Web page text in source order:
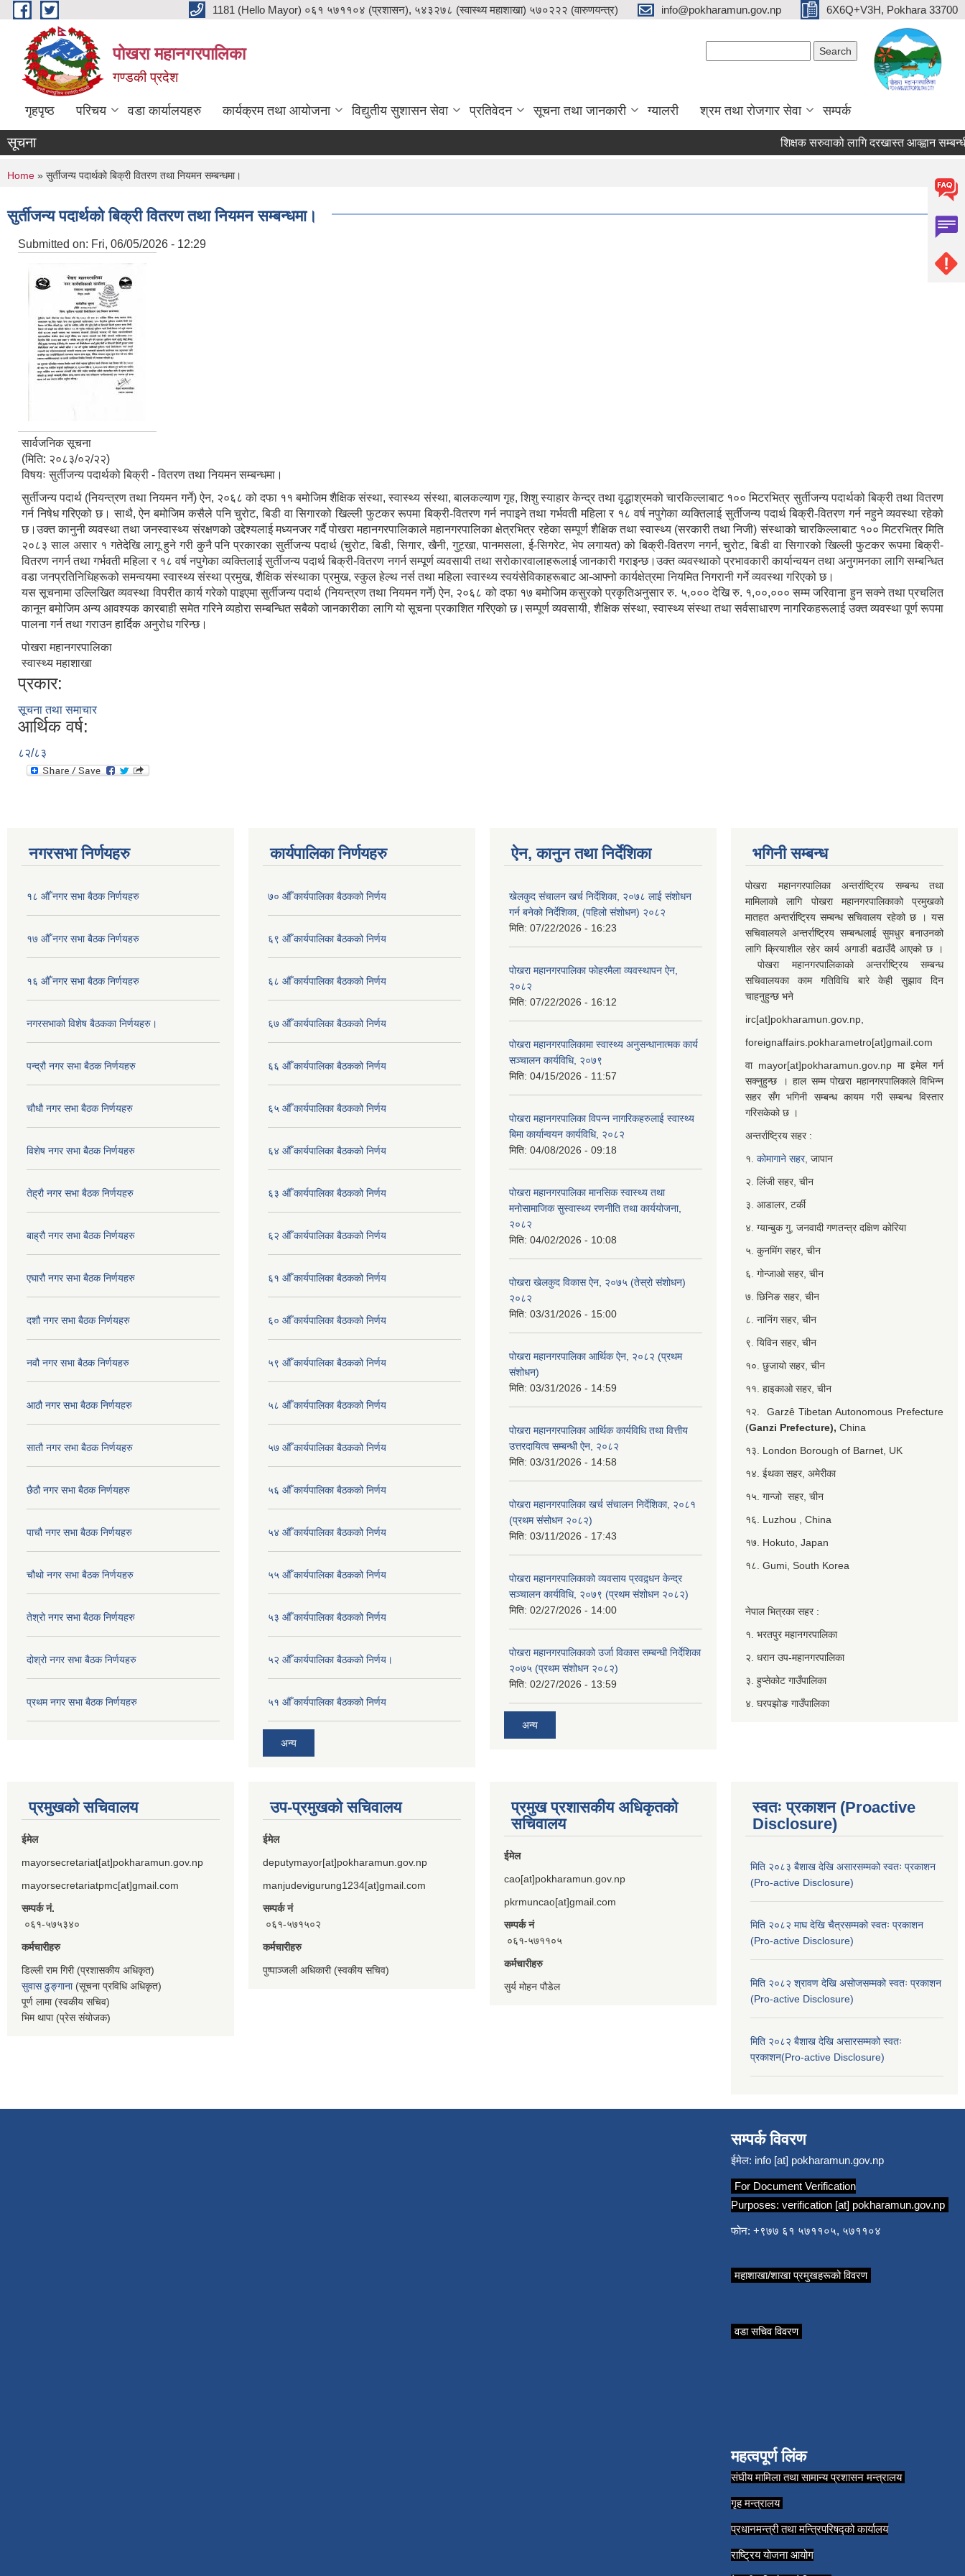
Skip to main content 1181 (Hello Mayor) ०६१ ५७११०४ (प्रशासन), ५४३२७८ (स्वास्थ्य महाशाखा) ५७०२२२ (वारुणयन्त्र) info@pokharamun.gov.np 6X6Q+V3H, Pokhara 33700
पोखरा महानगरपालिका
गण्डकी प्रदेश
गृहपृष्ठ परिचय वडा कार्यालयहरु कार्यक्रम तथा आयोजना विद्युतीय सुशासन सेवा प्रतिवेदन सूचना तथा जानकारी ग्यालरी श्रम तथा रोजगार सेवा सम्पर्क
सूचना शिक्षक सरुवाको लागि दरखास्त आव्ह्वान सम्बन्धी
You are here
Home » सुर्तीजन्य पदार्थको बिक्री वितरण तथा नियमन सम्बन्धमा।
सुर्तीजन्य पदार्थको बिक्री वितरण तथा नियमन सम्बन्धमा।
Submitted on: Fri, 06/05/2026 - 12:29
सार्वजनिक सूचना
(मिति: २०८३/०२/२२)
विषयः सुर्तीजन्य पदार्थको बिक्री - वितरण तथा नियमन सम्बन्धमा।
सुर्तीजन्य पदार्थ (नियन्त्रण तथा नियमन गर्ने) ऐन, २०६८ को दफा ११ बमोजिम शैक्षिक संस्था, स्वास्थ्य संस्था, बालकल्याण गृह, शिशु स्याहार केन्द्र तथा वृद्धाश्रमको चारकिल्लाबाट १०० मिटरभित्र सुर्तीजन्य पदार्थको बिक्री तथा वितरण
गर्न निषेध गरिएको छ। साथै, ऐन बमोजिम कसैले पनि चुरोट, बिडी वा सिगारको खिल्ली फुटकर रूपमा बिक्री-वितरण गर्न नपाइने तथा गर्भवती महिला र १८ वर्ष नपुगेका व्यक्तिलाई सुर्तीजन्य पदार्थ बिक्री-वितरण गर्न नहुने व्यवस्था रहेको
छ।उक्त कानुनी व्यवस्था तथा जनस्वास्थ्य संरक्षणको उद्देश्यलाई मध्यनजर गर्दै पोखरा महानगरपालिकाले महानगरपालिका क्षेत्रभित्र रहेका सम्पूर्ण शैक्षिक तथा स्वास्थ्य (सरकारी तथा निजी) संस्थाको चारकिल्लाबाट १०० मिटरभित्र मिति
२०८३ साल असार १ गतेदेखि लागू हुने गरी कुनै पनि प्रकारका सुर्तीजन्य पदार्थ (चुरोट, बिडी, सिगार, खैनी, गुट्खा, पानमसला, ई-सिगरेट, भेप लगायत) को बिक्री-वितरण नगर्न, चुरोट, बिडी वा सिगारको खिल्ली फुटकर रूपमा बिक्री-
वितरण नगर्न तथा गर्भवती महिला र १८ वर्ष नपुगेका व्यक्तिलाई सुर्तीजन्य पदार्थ बिक्री-वितरण नगर्न सम्पूर्ण व्यवसायी तथा सरोकारवालाहरूलाई जानकारी गराइन्छ।उक्त व्यवस्थाको प्रभावकारी कार्यान्वयन तथा अनुगमनका लागि सम्बन्धित
वडा जनप्रतिनिधिहरूको समन्वयमा स्वास्थ्य संस्था प्रमुख, शैक्षिक संस्थाका प्रमुख, स्कुल हेल्थ नर्स तथा महिला स्वास्थ्य स्वयंसेविकाहरूबाट आ-आफ्नो कार्यक्षेत्रमा नियमित निगरानी गर्ने व्यवस्था गरिएको छ।
यस सूचनामा उल्लिखित व्यवस्था विपरीत कार्य गरेको पाइएमा सुर्तीजन्य पदार्थ (नियन्त्रण तथा नियमन गर्ने) ऐन, २०६८ को दफा १७ बमोजिम कसुरको प्रकृतिअनुसार रु. ५,००० देखि रु. १,००,००० सम्म जरिवाना हुन सक्ने तथा प्रचलित
कानून बमोजिम अन्य आवश्यक कारबाही समेत गरिने व्यहोरा सम्बन्धित सबैको जानकारीका लागि यो सूचना प्रकाशित गरिएको छ।सम्पूर्ण व्यवसायी, शैक्षिक संस्था, स्वास्थ्य संस्था तथा सर्वसाधारण नागरिकहरूलाई उक्त व्यवस्था पूर्ण रूपमा
पालना गर्न तथा गराउन हार्दिक अनुरोध गरिन्छ।
पोखरा महानगरपालिका
स्वास्थ्य महाशाखा
प्रकार:
सूचना तथा समाचार
आर्थिक वर्ष:
८२/८३
नगरसभा निर्णयहरु
१८ औँ नगर सभा बैठक निर्णयहरु
१७ औँ नगर सभा बैठक निर्णयहरु
१६ औँ नगर सभा बैठक निर्णयहरु
नगरसभाको विशेष बैठकका निर्णयहरु।
पन्द्रौ नगर सभा बैठक निर्णयहरु
चौधौ नगर सभा बैठक निर्णयहरु
विशेष नगर सभा बैठक निर्णयहरु
तेह्रौ नगर सभा बैठक निर्णयहरु
बाह्रौ नगर सभा बैठक निर्णयहरु
एघारौ नगर सभा बैठक निर्णयहरु
दशौ नगर सभा बैठक निर्णयहरु
नवौ नगर सभा बैठक निर्णयहरु
आठौ नगर सभा बैठक निर्णयहरु
सातौ नगर सभा बैठक निर्णयहरु
छैठौ नगर सभा बैठक निर्णयहरु
पाचौ नगर सभा बैठक निर्णयहरु
चौथो नगर सभा बैठक निर्णयहरु
तेश्रो नगर सभा बैठक निर्णयहरु
दोश्रो नगर सभा बैठक निर्णयहरु
प्रथम नगर सभा बैठक निर्णयहरु
कार्यपालिका निर्णयहरु
७० औँ कार्यपालिका बैठकको निर्णय
६९ औँ कार्यपालिका बैठकको निर्णय
६८ औँ कार्यपालिका बैठकको निर्णय
६७ औँ कार्यपालिका बैठकको निर्णय
६६ औँ कार्यपालिका बैठकको निर्णय
६५ औँ कार्यपालिका बैठकको निर्णय
६४ औँ कार्यपालिका बैठकको निर्णय
६३ औँ कार्यपालिका बैठकको निर्णय
६२ औँ कार्यपालिका बैठकको निर्णय
६१ औँ कार्यपालिका बैठकको निर्णय
६० औँ कार्यपालिका बैठकको निर्णय
५९ औँ कार्यपालिका बैठकको निर्णय
५८ औँ कार्यपालिका बैठकको निर्णय
५७ औँ कार्यपालिका बैठकको निर्णय
५६ औँ कार्यपालिका बैठकको निर्णय
५४ औँ कार्यपालिका बैठकको निर्णय
५५ औँ कार्यपालिका बैठकको निर्णय
५३ औँ कार्यपालिका बैठकको निर्णय
५२ औँ कार्यपालिका बैठकको निर्णय।
५१ औँ कार्यपालिका बैठकको निर्णय
अन्य
ऐन, कानुन तथा निर्देशिका
खेलकुद संचालन खर्च निर्देशिका, २०७८ लाई संशोधन
गर्न बनेको निर्देशिका, (पहिलो संशोधन) २०८२
मिति: 07/22/2026 - 16:23
पोखरा महानगरपालिका फोहरमैला व्यवस्थापन ऐन,
२०८२
मिति: 07/22/2026 - 16:12
पोखरा महानगरपालिकामा स्वास्थ्य अनुसन्धानात्मक कार्य
सञ्चालन कार्यविधि, २०७९
मिति: 04/15/2026 - 11:57
पोखरा महानगरपालिका विपन्न नागरिकहरुलाई स्वास्थ्य
बिमा कार्यान्वयन कार्यविधि, २०८२
मिति: 04/08/2026 - 09:18
पोखरा महानगरपालिका मानसिक स्वास्थ्य तथा
मनोसामाजिक सुस्वास्थ्य रणनीति तथा कार्ययोजना,
२०८२
मिति: 04/02/2026 - 10:08
पोखरा खेलकुद विकास ऐन, २०७५ (तेस्रो संशोधन)
२०८२
मिति: 03/31/2026 - 15:00
पोखरा महानगरपालिका आर्थिक ऐन, २०८२ (प्रथम
संशोधन)
मिति: 03/31/2026 - 14:59
पोखरा महानगरपालिका आर्थिक कार्यविधि तथा वित्तीय
उत्तरदायित्व सम्बन्धी ऐन, २०८२
मिति: 03/31/2026 - 14:58
पोखरा महानगरपालिका खर्च संचालन निर्देशिका, २०८१
(प्रथम संसोधन २०८२)
मिति: 03/11/2026 - 17:43
पोखरा महानगरपालिकाको व्यवसाय प्रवद्र्धन केन्द्र
सञ्चालन कार्यविधि, २०७९ (प्रथम संशोधन २०८२)
मिति: 02/27/2026 - 14:00
पोखरा महानगरपालिकाको उर्जा विकास सम्बन्धी निर्देशिका
२०७५ (प्रथम संशोधन २०८२)
मिति: 02/27/2026 - 13:59
अन्य
भगिनी सम्बन्ध
पोखरा महानगरपालिका अन्तर्राष्ट्रिय सम्बन्ध तथा
मामिलाको लागि पोखरा महानगरपालिकाको प्रमुखको
मातहत अन्तर्राष्ट्रिय सम्बन्ध सचिवालय रहेको छ । यस
सचिवालयले अन्तर्राष्ट्रिय सम्बन्धलाई सुमधुर बनाउनको
लागि क्रियाशील रहेर कार्य अगाडी बढाउँदै आएको छ ।
पोखरा महानगरपालिकाको अन्तर्राष्ट्रिय सम्बन्ध
सचिवालयका काम गतिविधि बारे केही सुझाव दिन
चाहनुहुन्छ भने
irc[at]pokharamun.gov.np,
foreignaffairs.pokharametro[at]gmail.com
वा mayor[at]pokharamun.gov.np मा इमेल गर्न
सक्नुहुन्छ । हाल सम्म पोखरा महानगरपालिकाले विभिन्न
सहर सँग भगिनी सम्बन्ध कायम गरी सम्बन्ध विस्तार
गरिसकेको छ ।
अन्तर्राष्ट्रिय सहर :
१. कोमागाने सहर, जापान
२. लिंजी सहर, चीन
३. आडालर, टर्की
४. ग्यान्बुक गु, जनवादी गणतन्त्र दक्षिण कोरिया
५. कुनमिंग सहर, चीन
६. गोन्जाओ सहर, चीन
७. छिनिङ सहर, चीन
८. नानिंग सहर, चीन
९. यिविन सहर, चीन
१०. छुजायो सहर, चीन
११. हाइकाओ सहर, चीन
१२. Garzê Tibetan Autonomous Prefecture
(Ganzi Prefecture), China
१३. London Borough of Barnet, UK
१४. ईथका सहर, अमेरीका
१५. गान्जो सहर, चीन
१६. Luzhou , China
१७. Hokuto, Japan
१८. Gumi, South Korea
नेपाल भित्रका सहर :
१. भरतपुर महानगरपालिका
२. धरान उप-महानगरपालिका
३. हुप्सेकोट गाउँपालिका
४. घरपझोङ गाउँपालिका
प्रमुखको सचिवालय
ईमेल
mayorsecretariat[at]pokharamun.gov.np
mayorsecretariatpmc[at]gmail.com
सम्पर्क नं.
०६१-५७५३४०
कर्मचारीहरु
डिल्ली राम गिरी (प्रशासकीय अधिकृत)
सुवास ढुङ्गाना(सूचना प्रविधि अधिकृत)
पूर्ण लामा (स्वकीय सचिव)
भिम थापा (प्रेस संयोजक)
उप-प्रमुखको सचिवालय
ईमेल
deputymayor[at]pokharamun.gov.np
manjudevigurung1234[at]gmail.com
सम्पर्क नं
०६१-५७१५०२
कर्मचारीहरु
पुष्पाञ्जली अधिकारी (स्वकीय सचिव)
प्रमुख प्रशासकीय अधिकृतको
सचिवालय
ईमेल
cao[at]pokharamun.gov.np
pkrmuncao[at]gmail.com
सम्पर्क नं
०६१-५७११०५
कर्मचारीहरु
सुर्य मोहन पौडेल
स्वतः प्रकाशन (Proactive
Disclosure)
मिति २०८३ बैशाख देखि असारसम्मको स्वतः प्रकाशन
(Pro-active Disclosure)
मिति २०८२ माघ देखि चैत्रसम्मको स्वतः प्रकाशन
(Pro-active Disclosure)
मिति २०८२ श्रावण देखि असोजसम्मको स्वतः प्रकाशन
(Pro-active Disclosure)
मिति २०८२ बैशाख देखि असारसम्मको स्वतः
प्रकाशन(Pro-active Disclosure)
सम्पर्क विवरण
ईमेल: info [at] pokharamun.gov.np
For Document Verification
Purposes: verification [at] pokharamun.gov.np
फोन: +९७७ ६१ ५७११०५, ५७११०४
महाशाखा/शाखा प्रमुखहरूको विवरण
वडा सचिव विवरण
महत्वपूर्ण लिंक
संघीय मामिला तथा सामान्य प्रशासन मन्त्रालय
गृह मन्त्रालय
प्रधानमन्त्री तथा मन्त्रिपरिषद्को कार्यालय
राष्ट्रिय योजना आयोग